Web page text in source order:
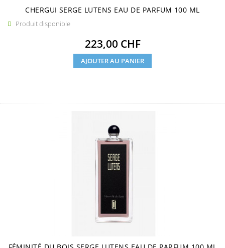
CHERGUI SERGE LUTENS EAU DE PARFUM 100 ML
 Produit disponible
Prix
223,00 CHF
AJOUTER AU PANIER